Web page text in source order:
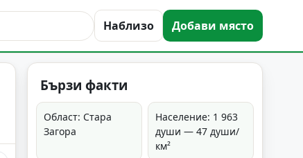
Наблизо Добави място
Бързи факти
Област: Стара
Загора
Население: 1 963
души — 47 души/
км²